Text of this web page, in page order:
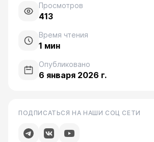
Просмотров
413
Время чтения
1 мин
Опубликовано
6 января 2026 г.
ПОДПИСАТЬСЯ НА НАШИ СОЦ СЕТИ